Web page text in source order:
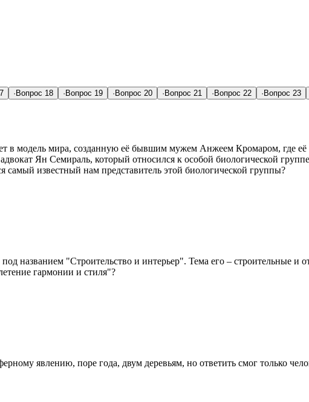
· Вопрос 18 · Вопрос 19 · Вопрос 20 · Вопрос 21 · Вопрос 22 · Вопрос 23
модель мира, созданную её бывшим мужем Анжеем Кромаром, где её
Ян Семираль, который относился к особой биологической
известный нам представитель этой биологической группы?
под названием "Строительство и интерьер". Тема его – строительные
гармонии и стиля"?
явлению, поре года, двум деревьям, но ответить смог только